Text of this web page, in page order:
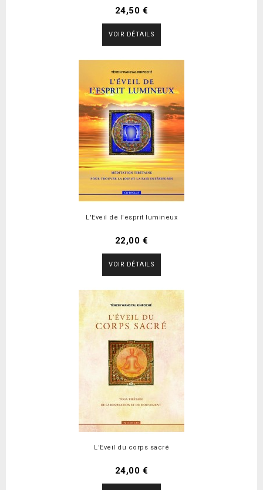
24,50 €
VOIR DÉTAILS
L'Eveil de l'esprit lumineux
22,00 €
VOIR DÉTAILS
L'Eveil du corps sacré
24,00 €